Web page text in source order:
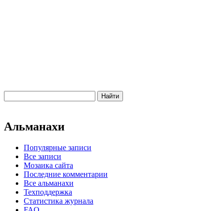
Альманахи
Популярные записи
Все записи
Мозаика сайта
Последние комментарии
Все альманахи
Техподдержка
Статистика журнала